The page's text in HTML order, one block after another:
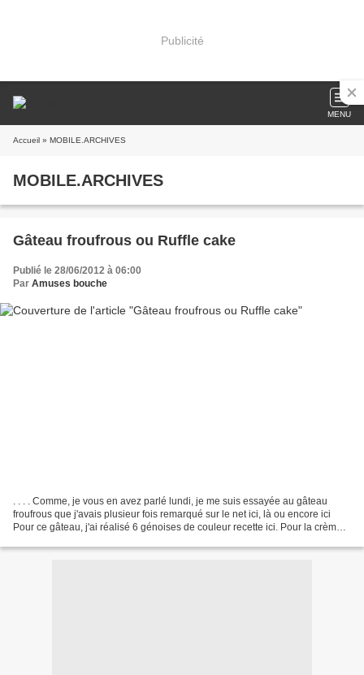
Publicité
MENU
Accueil » MOBILE.ARCHIVES
MOBILE.ARCHIVES
Gâteau froufrous ou Ruffle cake
Publié le 28/06/2012 à 06:00
Par Amuses bouche
. . . . Comme, je vous en avez parlé lundi, je me suis essayée au gâteau
froufrous que j'avais plusieur fois remarqué sur le net ici, là ou encore ici
Pour ce gâteau, j'ai réalisé 6 génoises de couleur recette ici. Pour la crème